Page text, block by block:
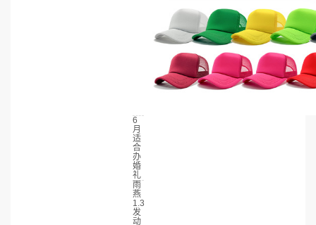
6
月
适
合
办
婚
礼
雨
燕
1.3
发
动